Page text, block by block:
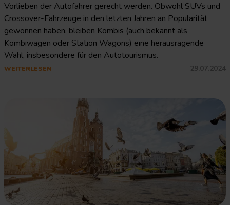
Vorlieben der Autofahrer gerecht werden. Obwohl SUVs und
Crossover-Fahrzeuge in den letzten Jahren an Popularität
gewonnen haben, bleiben Kombis (auch bekannt als
Kombiwagen oder Station Wagons) eine herausragende
Wahl, insbesondere für den Autotourismus.
WEITERLESEN 29.07.2024